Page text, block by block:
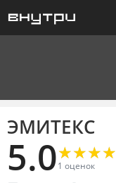
ЭМИТЕКС
5.0★
★★
★★
★★
★
1 оценок